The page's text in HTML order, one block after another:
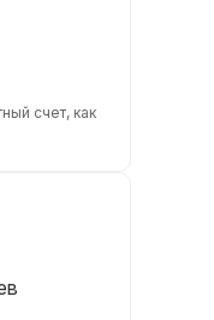
счет, как